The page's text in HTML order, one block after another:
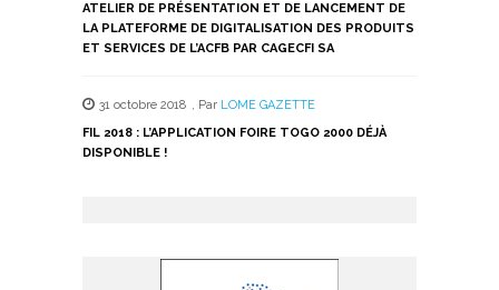
ATELIER DE PRÉSENTATION ET DE LANCEMENT DE
LA PLATEFORME DE DIGITALISATION DES PRODUITS
ET SERVICES DE L’ACFB PAR CAGECFI SA
31 octobre 2018 , Par LOME GAZETTE
FIL 2018 : L’APPLICATION FOIRE TOGO 2000 DÉJÀ
DISPONIBLE !